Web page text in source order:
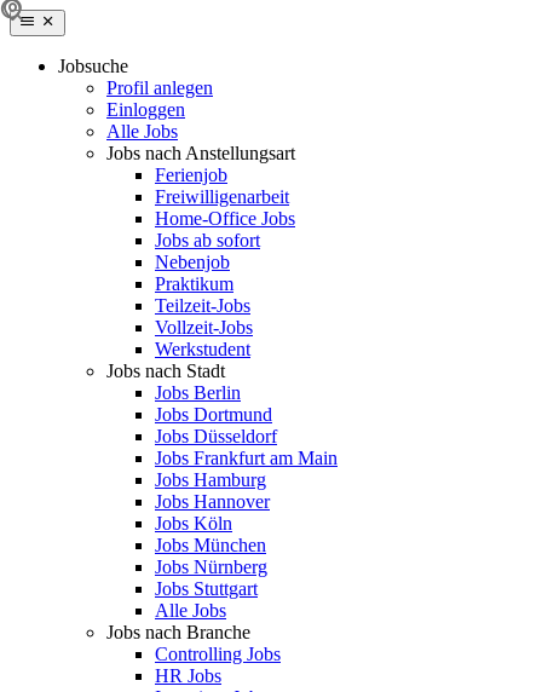
Jobsuche
Profil anlegen
Einloggen
Alle Jobs
Jobs nach Anstellungsart
Ferienjob
Freiwilligenarbeit
Home-Office Jobs
Jobs ab sofort
Nebenjob
Praktikum
Teilzeit-Jobs
Vollzeit-Jobs
Werkstudent
Jobs nach Stadt
Jobs Berlin
Jobs Dortmund
Jobs Düsseldorf
Jobs Frankfurt am Main
Jobs Hamburg
Jobs Hannover
Jobs Köln
Jobs München
Jobs Nürnberg
Jobs Stuttgart
Alle Jobs
Jobs nach Branche
Controlling Jobs
HR Jobs